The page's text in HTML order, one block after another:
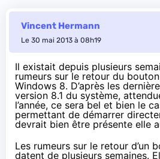
Vincent Hermann
Le 30 mai 2013 à 08h19
Il existait depuis plusieurs
rumeurs sur le retour du
Windows 8. D’après les
version 8.1 du système,
l’année, ce sera bel et bien le
permettant de démarrer
devrait bien être présente elle
Les rumeurs sur le retour d’un
datent de plusieurs semaines.